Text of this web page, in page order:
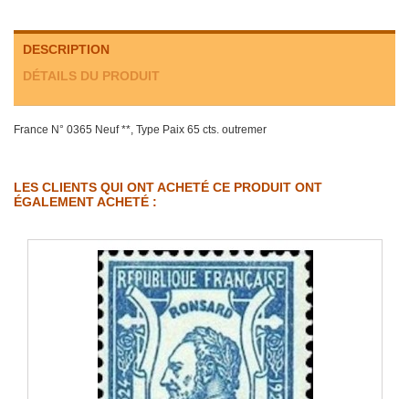
DESCRIPTION
DÉTAILS DU PRODUIT
France N° 0365 Neuf **, Type Paix 65 cts. outremer
LES CLIENTS QUI ONT ACHETÉ CE PRODUIT ONT
ÉGALEMENT ACHETÉ :